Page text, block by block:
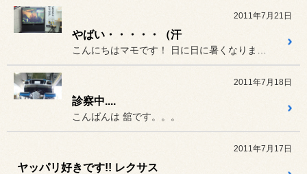
2011年7月21日
やばい・・・・・（汗
2011年7月18日
診察中....
こんばんは 舘です。。。
2011年7月17日
ヤッパリ好きです!! レクサス